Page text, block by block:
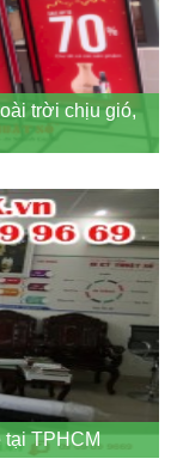
trời chịu gió,
tại TPHCM